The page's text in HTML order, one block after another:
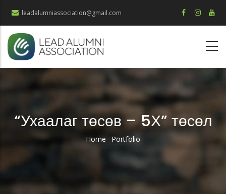
main
content
leadalumniassociation@gmail.com
“Ухаалаг төсөв – 5Х” төсөл
Breadcrumb
Home - Portfolio